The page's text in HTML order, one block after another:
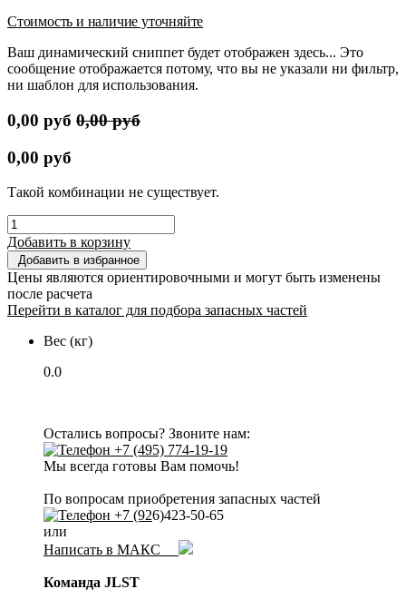
Стоимость и наличие уточняйте
Ваш динамический сниппет будет отображен здесь... Это
сообщение отображается потому, что вы не указали ни фильтр,
ни шаблон для использования.
0,00 руб 0,00руб
0,00 руб
Такой комбинации не существует.
Добавить в корзину
Добавить в избранное
Цены являются ориентировочными и могут быть изменены
после расчета
Перейти в каталог для подбора запасных частей
Вес (кг)
0.0
Остались вопросы? Звоните нам:
+7 (495) 774-19-19
Мы всегда готовы Вам помочь!
По вопросам приобретения запасных частей
+7 (926)423-50-65
или
Написать в МАКС
Команда JLST